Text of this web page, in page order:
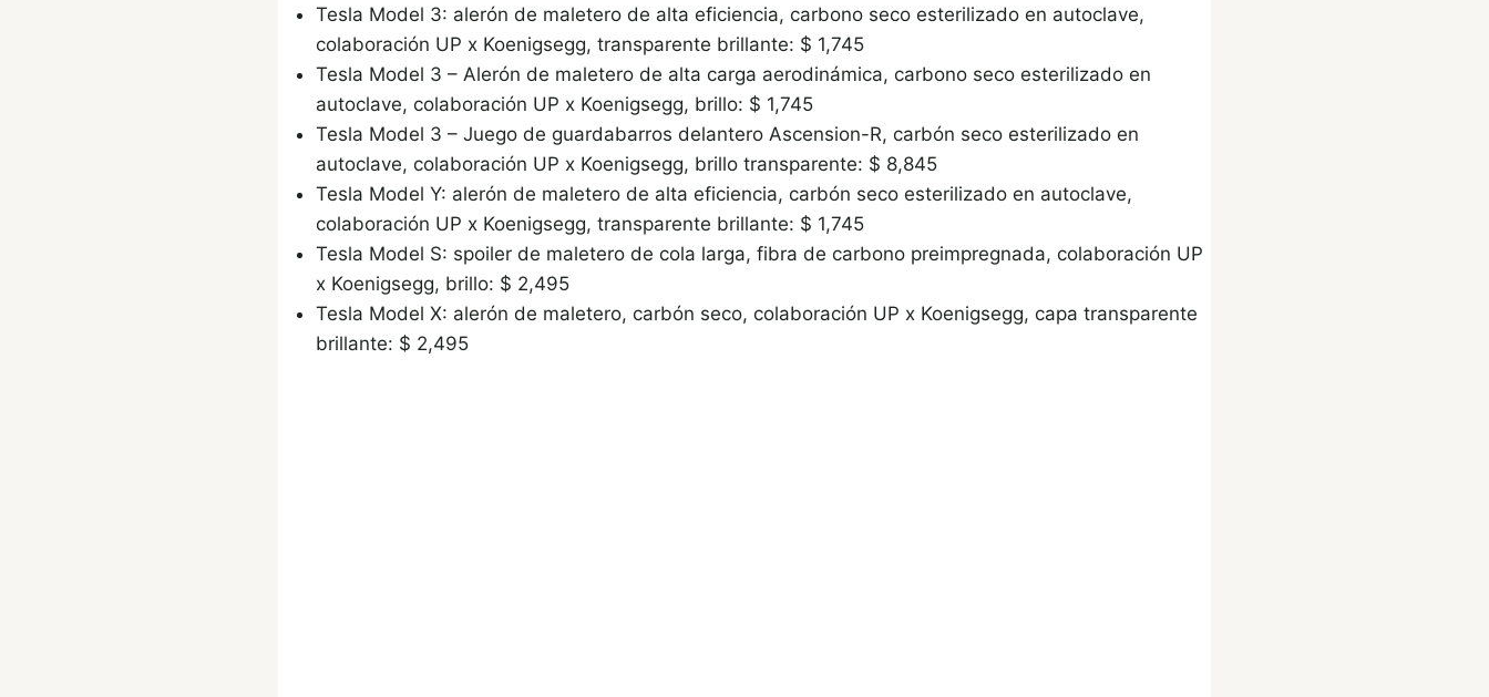
Tesla Model 3: alerón de maletero de alta eficiencia, carbono seco esterilizado en autoclave,
colaboración UP x Koenigsegg, transparente brillante: $ 1,745
Tesla Model 3 – Alerón de maletero de alta carga aerodinámica, carbono seco esterilizado en
autoclave, colaboración UP x Koenigsegg, brillo: $ 1,745
Tesla Model 3 – Juego de guardabarros delantero Ascension-R, carbón seco esterilizado en
autoclave, colaboración UP x Koenigsegg, brillo transparente: $ 8,845
Tesla Model Y: alerón de maletero de alta eficiencia, carbón seco esterilizado en autoclave,
colaboración UP x Koenigsegg, transparente brillante: $ 1,745
Tesla Model S: spoiler de maletero de cola larga, fibra de carbono preimpregnada, colaboración UP
x Koenigsegg, brillo: $ 2,495
Tesla Model X: alerón de maletero, carbón seco, colaboración UP x Koenigsegg, capa transparente
brillante: $ 2,495